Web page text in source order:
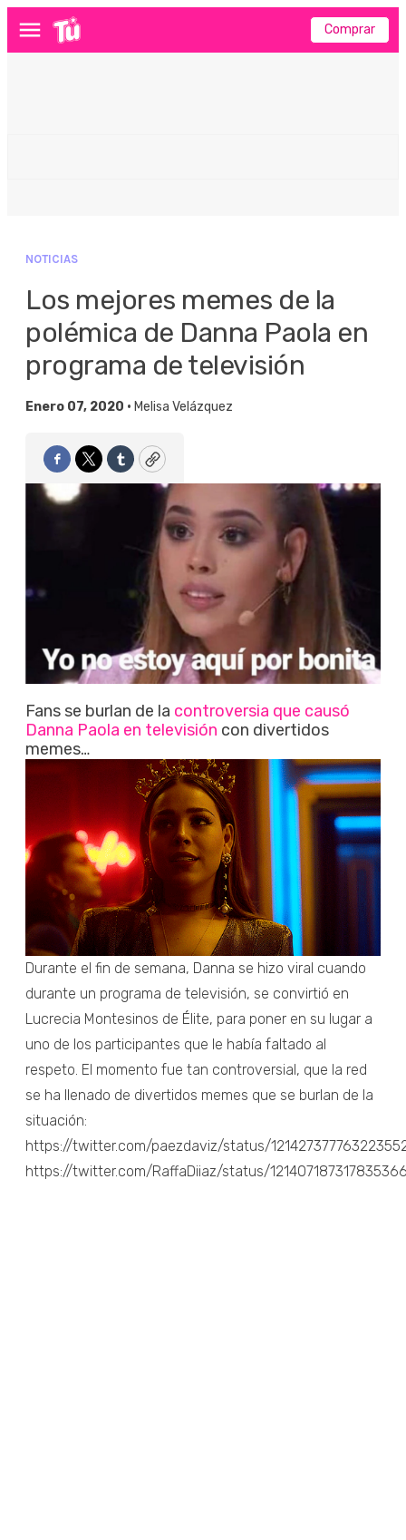
Menú Comprar
NOTICIAS
Los mejores memes de la
polémica de Danna Paola en
programa de televisión
Enero 07, 2020 • Melisa Velázquez
Facebook
TwitterTumblrCopy
Fans se burlan de la controversia que causó
Danna Paola en televisión con divertidos
memes…
Durante el fin de semana, Danna se hizo viral cuando
durante un programa de televisión, se convirtió en
Lucrecia Montesinos de Élite, para poner en su lugar a
uno de los participantes que le había faltado al
respeto. El momento fue tan controversial, que la red
se ha llenado de divertidos memes que se burlan de la
situación:
https://twitter.com/paezdaviz/status/
https://twitter.com/RaffaDiiaz/status/